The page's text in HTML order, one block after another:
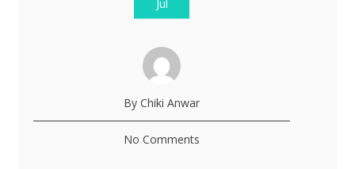
Jul
By Chiki Anwar
No Comments